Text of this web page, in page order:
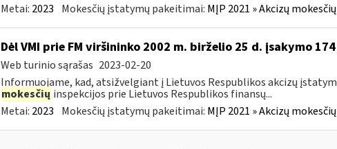
Metai: 2023 Mokesčių įstatymų pakeitimai: MĮP 2021 » Akcizų
Dėl VMI prie FM viršininko 2002 m. birželio 25 d. įsakymo
Web turinio sąrašas 2023-02-20
Informuojame, kad, atsižvelgiant į Lietuvos Respublikos akcizų
mokesčių inspekcijos prie Lietuvos Respublikos finansų...
Metai: 2023 Mokesčių įstatymų pakeitimai: MĮP 2021 » Akcizų